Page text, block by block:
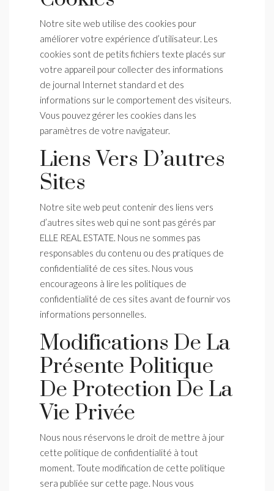
Notre site web utilise des cookies pour
améliorer votre expérience d’utilisateur. Les
cookies sont de petits fichiers texte placés sur
votre appareil pour collecter des informations
de journal Internet standard et des
informations sur le comportement des visiteurs.
Vous pouvez gérer les cookies dans les
paramètres de votre navigateur.
Liens Vers D’autres
Sites
Notre site web peut contenir des liens vers
d’autres sites web qui ne sont pas gérés par
ELLE REAL ESTATE. Nous ne sommes pas
responsables du contenu ou des pratiques de
confidentialité de ces sites. Nous vous
encourageons à lire les politiques de
confidentialité de ces sites avant de fournir vos
informations personnelles.
Modifications De La
Présente Politique
De Protection De La
Vie Privée
Nous nous réservons le droit de mettre à jour
cette politique de confidentialité à tout
moment. Toute modification de cette politique
sera publiée sur cette page. Nous vous